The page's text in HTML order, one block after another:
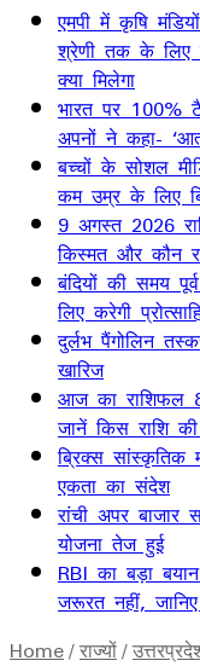
एमपी में कृषि
श्रेणी तक के लिए
क्या मिलेगा
भारत पर 100%
अपनों ने कहा-
बच्चों के सोशल
कम उम्र के लिए
9 अगस्त 2026
किस्मत और कौन
बंदियों की समय
लिए करेगी
दुर्लभ पैंगोलिन
खारिज
आज का राशिफल
जानें किस राशि
ब्रिक्स सांस्कृतिक
एकता का संदेश
रांची अपर बाजार
योजना तेज हुई
RBI का बड़ा
जरूरत नहीं,
Home/राज्यों/